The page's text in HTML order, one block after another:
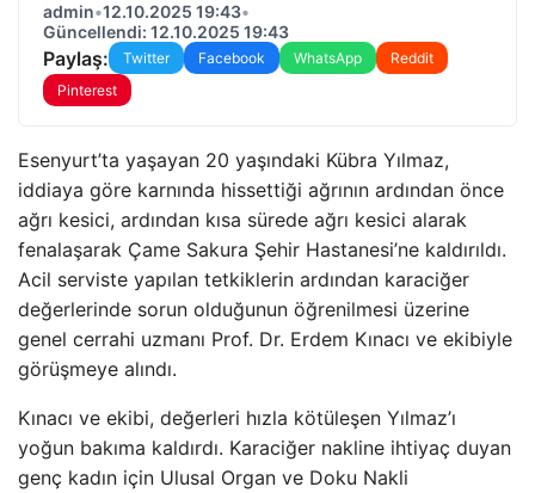
admin•12.10.2025 19:43•
Güncellendi: 12.10.2025 19:43
Paylaş: Twitter Facebook WhatsApp
Reddit
Pinterest
Esenyurt’ta yaşayan 20 yaşındaki Kübra Yılmaz,
iddiaya göre karnında hissettiği ağrının ardından önce
ağrı kesici, ardından kısa sürede ağrı kesici alarak
fenalaşarak Çame Sakura Şehir Hastanesi’ne kaldırıldı.
Acil serviste yapılan tetkiklerin ardından karaciğer
değerlerinde sorun olduğunun öğrenilmesi üzerine
genel cerrahi uzmanı Prof. Dr. Erdem Kınacı ve ekibiyle
görüşmeye alındı.
Kınacı ve ekibi, değerleri hızla kötüleşen Yılmaz’ı
yoğun bakıma kaldırdı. Karaciğer nakline ihtiyaç duyan
genç kadın için Ulusal Organ ve Doku Nakli